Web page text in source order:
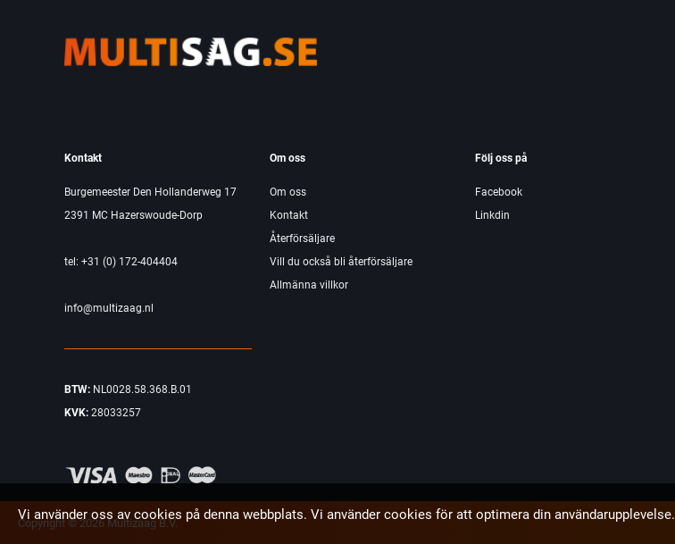
Kontakt
Burgemeester Den Hollanderweg 17
2391 MC Hazerswoude-Dorp
tel: +31 (0) 172-404404
info@multizaag.nl
BTW: NL0028.58.368.B.01
KVK: 28033257
Om oss
Om oss
Kontakt
Återförsäljare
Vill du också bli återförsäljare
Allmänna villkor
Följ oss på
Facebook
Linkdin
Copyright © 2026 Multizaag B.V.
Vi använder oss av cookies på denna webbplats. Vi använder cookies för att optimera din användarupplevelse.